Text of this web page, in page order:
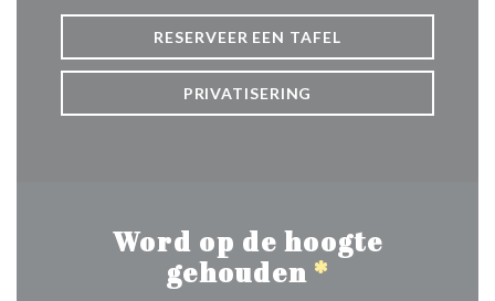
RESERVEER EEN TAFEL
PRIVATISERING
Word op de hoogte
gehouden *